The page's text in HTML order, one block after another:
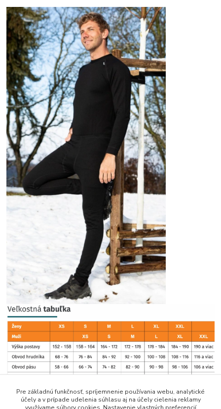
Pre základnú funkčnosť, spríjemnenie používania webu, analytické
účely a v prípade udelenia súhlasu aj na účely cielenia reklamy